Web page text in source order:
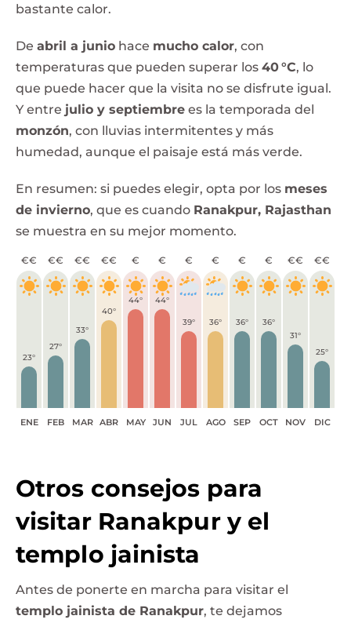
bastante calor.
De abril a junio hace mucho calor, con
temperaturas que pueden superar los 40 °C, lo
que puede hacer que la visita no se disfrute igual.
Y entre julio y septiembre es la temporada del
monzón, con lluvias intermitentes y más
humedad, aunque el paisaje está más verde.
En resumen: si puedes elegir, opta por los meses
de invierno, que es cuando Ranakpur, Rajasthan
se muestra en su mejor momento.
€€
23°
ENE
€€
27°
FEB
€€
33°
MAR
€€
40°
ABR
€
44°
MAY
€
44°
JUN
€
39°
JUL
€
36°
AGO
€
36°
SEP
€
36°
OCT
€€
31°
NOV
€€
25°
DIC
Otros consejos para
visitar Ranakpur y el
templo jainista
Antes de ponerte en marcha para visitar el
templo jainista de Ranakpur, te dejamos